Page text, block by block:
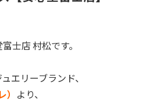
士店 村松です。
エリーブランド、
）
より、